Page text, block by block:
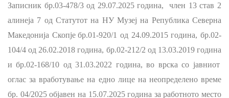
Записник бр.03-478/3 од 29.07.2025 година, член 13 став 2
алинеја 7 од Статутот на НУ Музеј на Република Северна
Македонија Скопје бр.01-920/1 од 24.09.2015 година, бр.02-
104/4 од 26.02.2018 година, бр.02-212/2 од 13.03.2019 година
ибр.02-168/10 од 31.03.2022 година, во врска со јавниот
оглас за вработување на едно лице на неопределено време
бр. 04/2025 објавен на 15.07.2025 година за работното место